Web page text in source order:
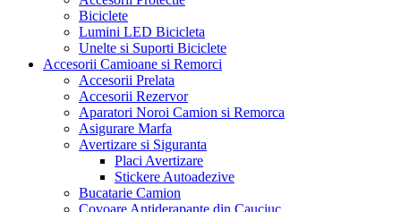
Biciclete
Lumini LED Bicicleta
Unelte si Suporti Biciclete
Accesorii Camioane si Remorci
Accesorii Prelata
Accesorii Rezervor
Aparatori Noroi Camion si Remorca
Asigurare Marfa
Avertizare si Siguranta
Placi Avertizare
Stickere Autoadezive
Bucatarie Camion
Covoare Antiderapante din Cauciuc